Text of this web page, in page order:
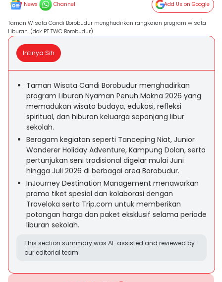
News Channel Add Us on Google
Taman Wisata Candi Borobudur menghadirkan rangkaian program wisata
Liburan. (dok PT TWC Borobudur)
Intinya Sih
Taman Wisata Candi Borobudur menghadirkan
program Liburan Nyaman Penuh Makna 2026 yang
memadukan wisata budaya, edukasi, refleksi
spiritual, dan hiburan keluarga sepanjang libur
sekolah.
Beragam kegiatan seperti Tanceping Niat, Junior
Wanderer Holiday Adventure, Kampung Dolan, serta
pertunjukan seni tradisional digelar mulai Juni
hingga Juli 2026 di berbagai area Borobudur.
InJourney Destination Management menawarkan
promo tiket spesial dan kolaborasi dengan
Traveloka serta Trip.com untuk memberikan
potongan harga dan paket eksklusif selama periode
liburan sekolah.
This section summary was AI-assisted and reviewed by
our editorial team.